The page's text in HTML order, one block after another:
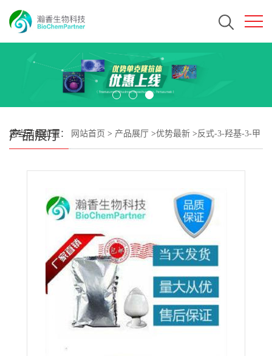
产品展厅
您当前的位置： 网站首页 > 产品展厅 >优势最新 > 反式-3-羟基-3-甲